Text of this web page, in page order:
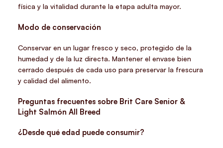
física y la vitalidad durante la etapa adulta mayor.
Modo de conservación
Conservar en un lugar fresco y seco, protegido de la
humedad y de la luz directa. Mantener el envase bien
cerrado después de cada uso para preservar la frescura
y calidad del alimento.
Preguntas frecuentes sobre Brit Care Senior &
Light Salmón All Breed
¿Desde qué edad puede consumir?